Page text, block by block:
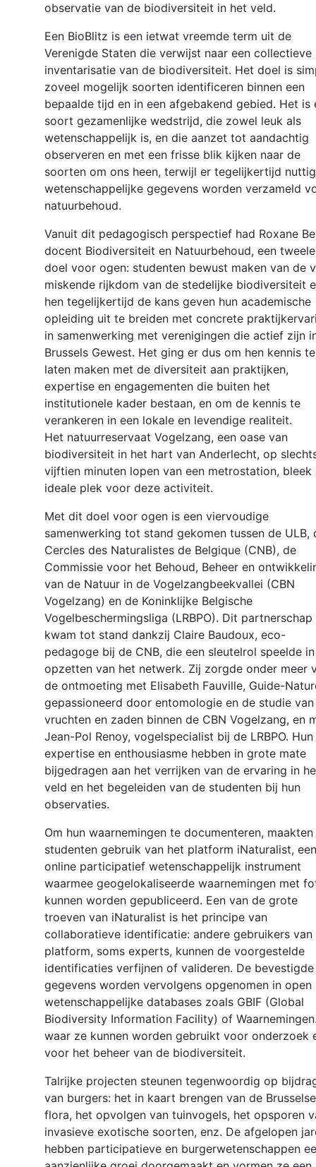
observatie van de biodiversiteit in het veld.
Een BioBlitz is een ietwat vreemde term uit de
Verenigde Staten die verwijst naar een collectieve
inventarisatie van de biodiversiteit. Het doel is
zoveel mogelijk soorten identificeren binnen een
bepaalde tijd en in een afgebakend gebied. Het is
soort gezamenlijke wedstrijd, die zowel leuk als
wetenschappelijk is, en die aanzet tot aandachtig
observeren en met een frisse blik kijken naar de
soorten om ons heen, terwijl er tegelijkertijd
wetenschappelijke gegevens worden verzameld
natuurbehoud.
Vanuit dit pedagogisch perspectief had Roxane
docent Biodiversiteit en Natuurbehoud, een
doel voor ogen: studenten bewust maken van de
miskende rijkdom van de stedelijke biodiversiteit
hen tegelijkertijd de kans geven hun academische
opleiding uit te breiden met concrete
in samenwerking met verenigingen die actief zijn
Brussels Gewest. Het ging er dus om hen kennis te
laten maken met de diversiteit aan praktijken,
expertise en engagementen die buiten het
institutionele kader bestaan, en om de kennis te
verankeren in een lokale en levendige realiteit.
Het natuurreservaat Vogelzang, een oase van
biodiversiteit in het hart van Anderlecht, op
vijftien minuten lopen van een metrostation, bleek
ideale plek voor deze activiteit.
Met dit doel voor ogen is een viervoudige
samenwerking tot stand gekomen tussen de ULB,
Cercles des Naturalistes de Belgique (CNB), de
Commissie voor het Behoud, Beheer en
van de Natuur in de Vogelzangbeekvallei (CBN
Vogelzang) en de Koninklijke Belgische
Vogelbeschermingsliga (LRBPO). Dit partnerschap
kwam tot stand dankzij Claire Baudoux, eco-
pedagoge bij de CNB, die een sleutelrol speelde
opzetten van het netwerk. Zij zorgde onder meer
de ontmoeting met Elisabeth Fauville, Guide-
gepassioneerd door entomologie en de studie van
vruchten en zaden binnen de CBN Vogelzang, en
Jean-Pol Renoy, vogelspecialist bij de LRBPO. Hun
expertise en enthousiasme hebben in grote mate
bijgedragen aan het verrijken van de ervaring in
veld en het begeleiden van de studenten bij hun
observaties.
Om hun waarnemingen te documenteren,
studenten gebruik van het platform iNaturalist, een
online participatief wetenschappelijk instrument
waarmee geogelokaliseerde waarnemingen met
kunnen worden gepubliceerd. Een van de grote
troeven van iNaturalist is het principe van
collaboratieve identificatie: andere gebruikers van
platform, soms experts, kunnen de voorgestelde
identificaties verfijnen of valideren. De bevestigde
gegevens worden vervolgens opgenomen in open
wetenschappelijke databases zoals GBIF (Global
Biodiversity Information Facility) of
waar ze kunnen worden gebruikt voor onderzoek
voor het beheer van de biodiversiteit.
Talrijke projecten steunen tegenwoordig op
van burgers: het in kaart brengen van de Brusselse
flora, het opvolgen van tuinvogels, het opsporen
invasieve exotische soorten, enz. De afgelopen
hebben participatieve en burgerwetenschappen